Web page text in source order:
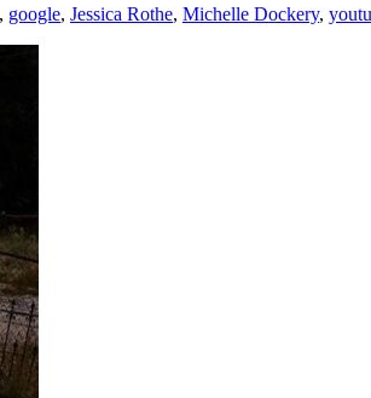
, google, Jessica Rothe, Michelle Dockery,